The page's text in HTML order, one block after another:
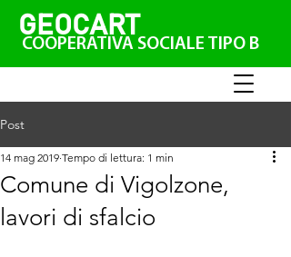
GEOCART
COOPERATIVA SOCIALE TIPO B
Post
Comune di Vigolzone,
lavori di sfalcio
14 mag 2019 Tempo di lettura: 1 min